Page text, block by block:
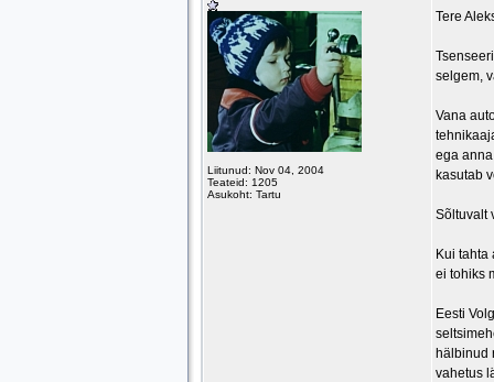
Liitunud: Nov 04, 2004
Teateid: 1205
Asukoht: Tartu
Tere
selgem,
Vana
ega
kasutab
Sõltuvalt
Kui tahta
ei tohiks
Eesti
hälbinud
vahetus